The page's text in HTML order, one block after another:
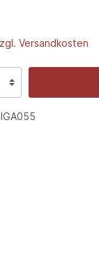
Versandkosten